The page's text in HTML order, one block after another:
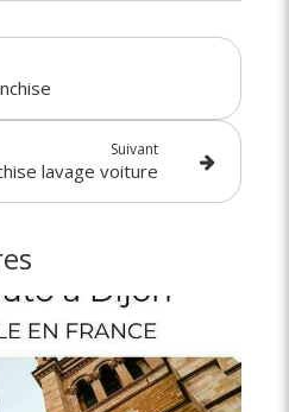
Suivant
lavage voiture